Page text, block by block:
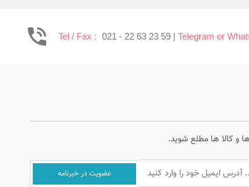
Tel / Fax : 021 - 22 63 23 59 |Telegram or
و کالا ها مطلع شوید.